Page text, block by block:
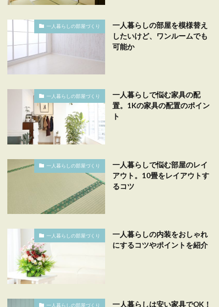
一人暮らしの部屋づくり
一人暮らしの部屋を模様替え
したいけど、ワンルームでも
可能か
一人暮らしの部屋づくり
一人暮らしで悩む家具の配
置。1Kの家具の配置のポイン
ト
一人暮らしの部屋づくり
一人暮らしで悩む部屋のレイ
アウト。10畳をレイアウトす
るコツ
一人暮らしの部屋づくり
一人暮らしの内装をおしゃれ
にするコツやポイントを紹介
一人暮らしの部屋づくり
一人暮らしは安い家具でOK！